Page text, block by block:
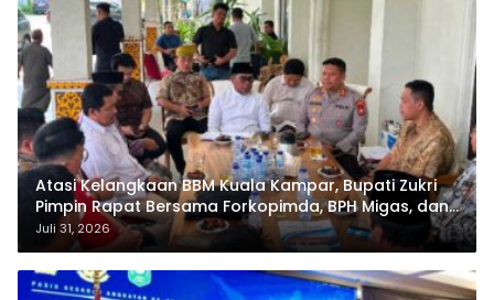
Atasi Kelangkaan BBM Kuala Kampar, Bupati Zukri
Pimpin Rapat Bersama Forkopimda, BPH Migas, dan
Pertamina
Juli 31, 2026